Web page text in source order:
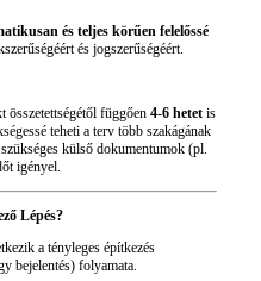
és teljes körűen felelőssé
és jogszerűségéért.
összetettségétől függően 4-6 hetet is
teheti a terv több szakágának
külső dokumentumok (pl.
igényel.
Lépés?
a tényleges építkezés
bejelentés) folyamata.